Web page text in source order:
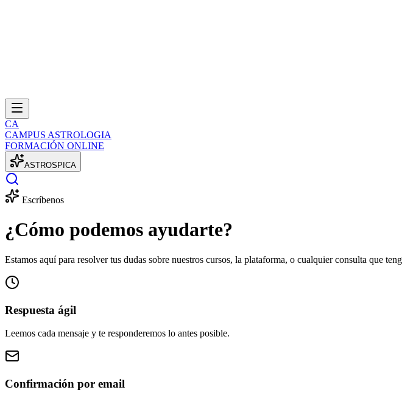
CA
CAMPUS ASTROLOGIA
FORMACIÓN ONLINE
ASTROS P CA
Escríbenos
¿Cómo podemos ayudarte?
Estamos aquí para resolver tus dudas sobre nuestros cursos, la plataforma, o cualquier consulta que
Respuesta ágil
Leemos cada mensaje y te responderemos lo antes posible.
Confirmación por email